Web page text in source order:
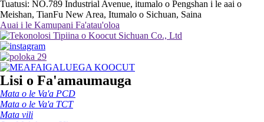
Tuatusi: NO.789 Industrial Avenue, itumalo o Pengshan i le aai o
Meishan, TianFu New Area, Itumalo o Sichuan, Saina
Auai i le Kamupani Fa'atau'oloa
Lisi o Fa'amaumauga
Mata o le Va'a PCD
Mata o le Va'a TCT
Mata vili